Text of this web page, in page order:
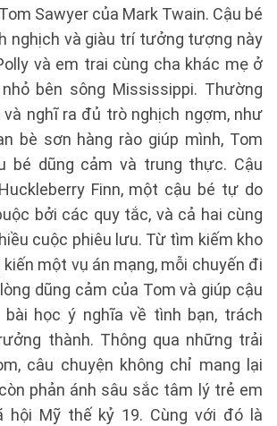
Sawyer của Mark Twain. Cậu bé
nghịch và giàu trí tưởng tượng này
và em trai cùng cha khác mẹ ở
bên sông Mississippi. Thường
nghĩ ra đủ trò nghịch ngợm, như
bè sơn hàng rào giúp mình, Tom
bé dũng cảm và trung thực. Cậu
Finn, một cậu bé tự do
bởi các quy tắc, và cả hai cùng
cuộc phiêu lưu. Từ tìm kiếm kho
một vụ án mạng, mỗi chuyến đi
dũng cảm của Tom và giúp cậu
bài học ý nghĩa về tình bạn, trách
thành. Thông qua những trải
câu chuyện không chỉ mang lại
phản ánh sâu sắc tâm lý trẻ em
hội Mỹ thế kỷ 19. Cùng với đó là